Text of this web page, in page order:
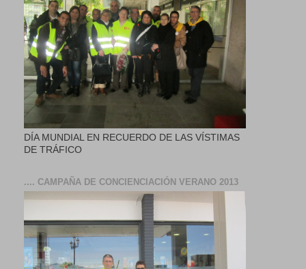
DÍA MUNDIAL EN RECUERDO DE LAS VÍSTIMAS
DE TRÁFICO
.... CAMPAÑA DE CONCIENCIACIÓN VERANO 2013